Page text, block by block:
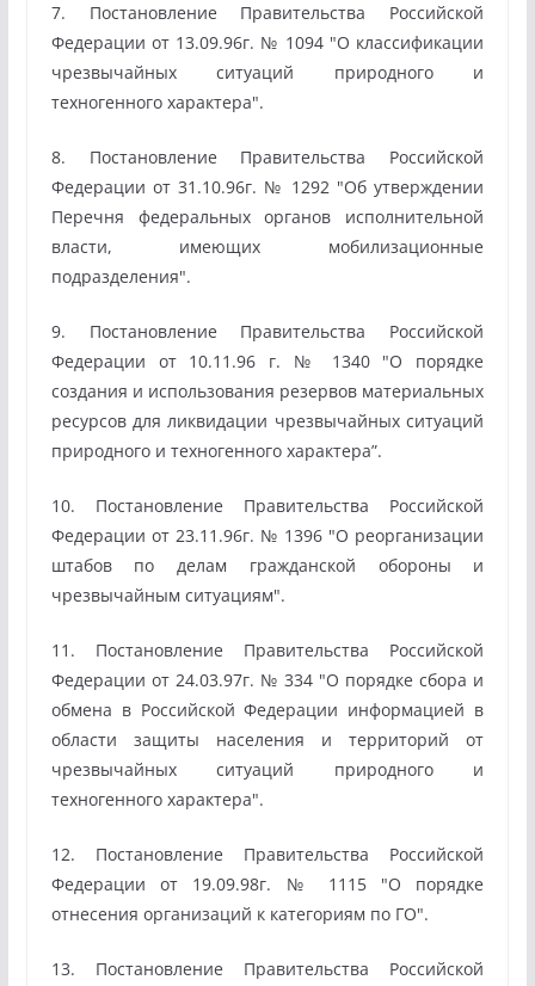
7. Постановление Правительства Российской
Федерации от 13.09.96г. № 1094 "О классификации
чрезвычайных ситуаций природного и
техногенного характера".
8. Постановление Правительства Российской
Федерации от 31.10.96г. № 1292 "Об утверждении
Перечня федеральных органов исполнительной
власти, имеющих мобилизационные
подразделения".
9. Постановление Правительства Российской
Федерации от 10.11.96 г. № 1340 "О порядке
создания и использования резервов материальных
ресурсов для ликвидации чрезвычайных ситуаций
природного и техногенного характера”.
10. Постановление Правительства Российской
Федерации от 23.11.96г. № 1396 "О реорганизации
штабов по делам гражданской обороны и
чрезвычайным ситуациям".
11. Постановление Правительства Российской
Федерации от 24.03.97г. № 334 "О порядке сбора и
обмена в Российской Федерации информацией в
области защиты населения и территорий от
чрезвычайных ситуаций природного и
техногенного характера".
12. Постановление Правительства Российской
Федерации от 19.09.98г. № 1115 "О порядке
отнесения организаций к категориям по ГО".
13. Постановление Правительства Российской